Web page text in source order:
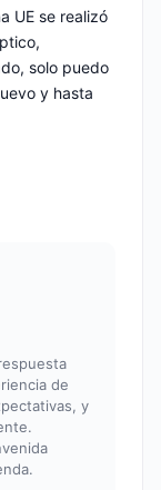
UE se realizó
solo puedo
y hasta
de
y